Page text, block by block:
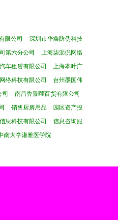
限公司
深圳市华鑫防伪科技
第六分公司
上海柒沥倪网络
车租赁有限公司
上海本叶广
络科技有限公司
台州墨国伟
南昌香景曜百货有限公司
销售厨房用品
园区资产投
息科技有限公司
信息咨询服
南大学湘雅医学院